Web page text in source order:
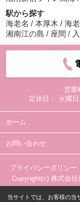
駅から探す
海老名 / 本厚木 / 海
湘南江の島 / 座間 /
営業
定休日：
火曜
ホーム
お問い合わせ
プライバシーポリシー
Copyright(c) 株式会
当サイトでは、お客様の当